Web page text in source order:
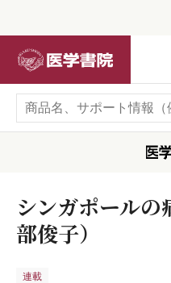
シンガポール
部俊子）
連載